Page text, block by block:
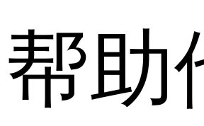
帮助